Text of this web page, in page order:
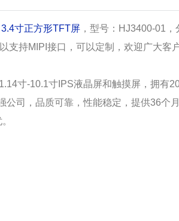
3.4寸正方形TFT屏 ，型号：HJ3400-01
支持MIPI接口，可以定制，欢迎广大客
寸-10.1寸IPS液晶屏和触摸屏，拥有
公司，品质可靠，性能稳定，提供36个